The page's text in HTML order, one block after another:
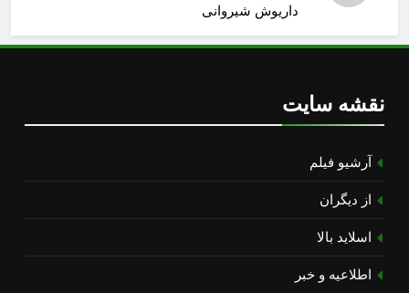
داریوش شیروانی
نقشه سایت
آرشیو فیلم
از دیگران
اسلاید بالا
اطلاعیه و خبر